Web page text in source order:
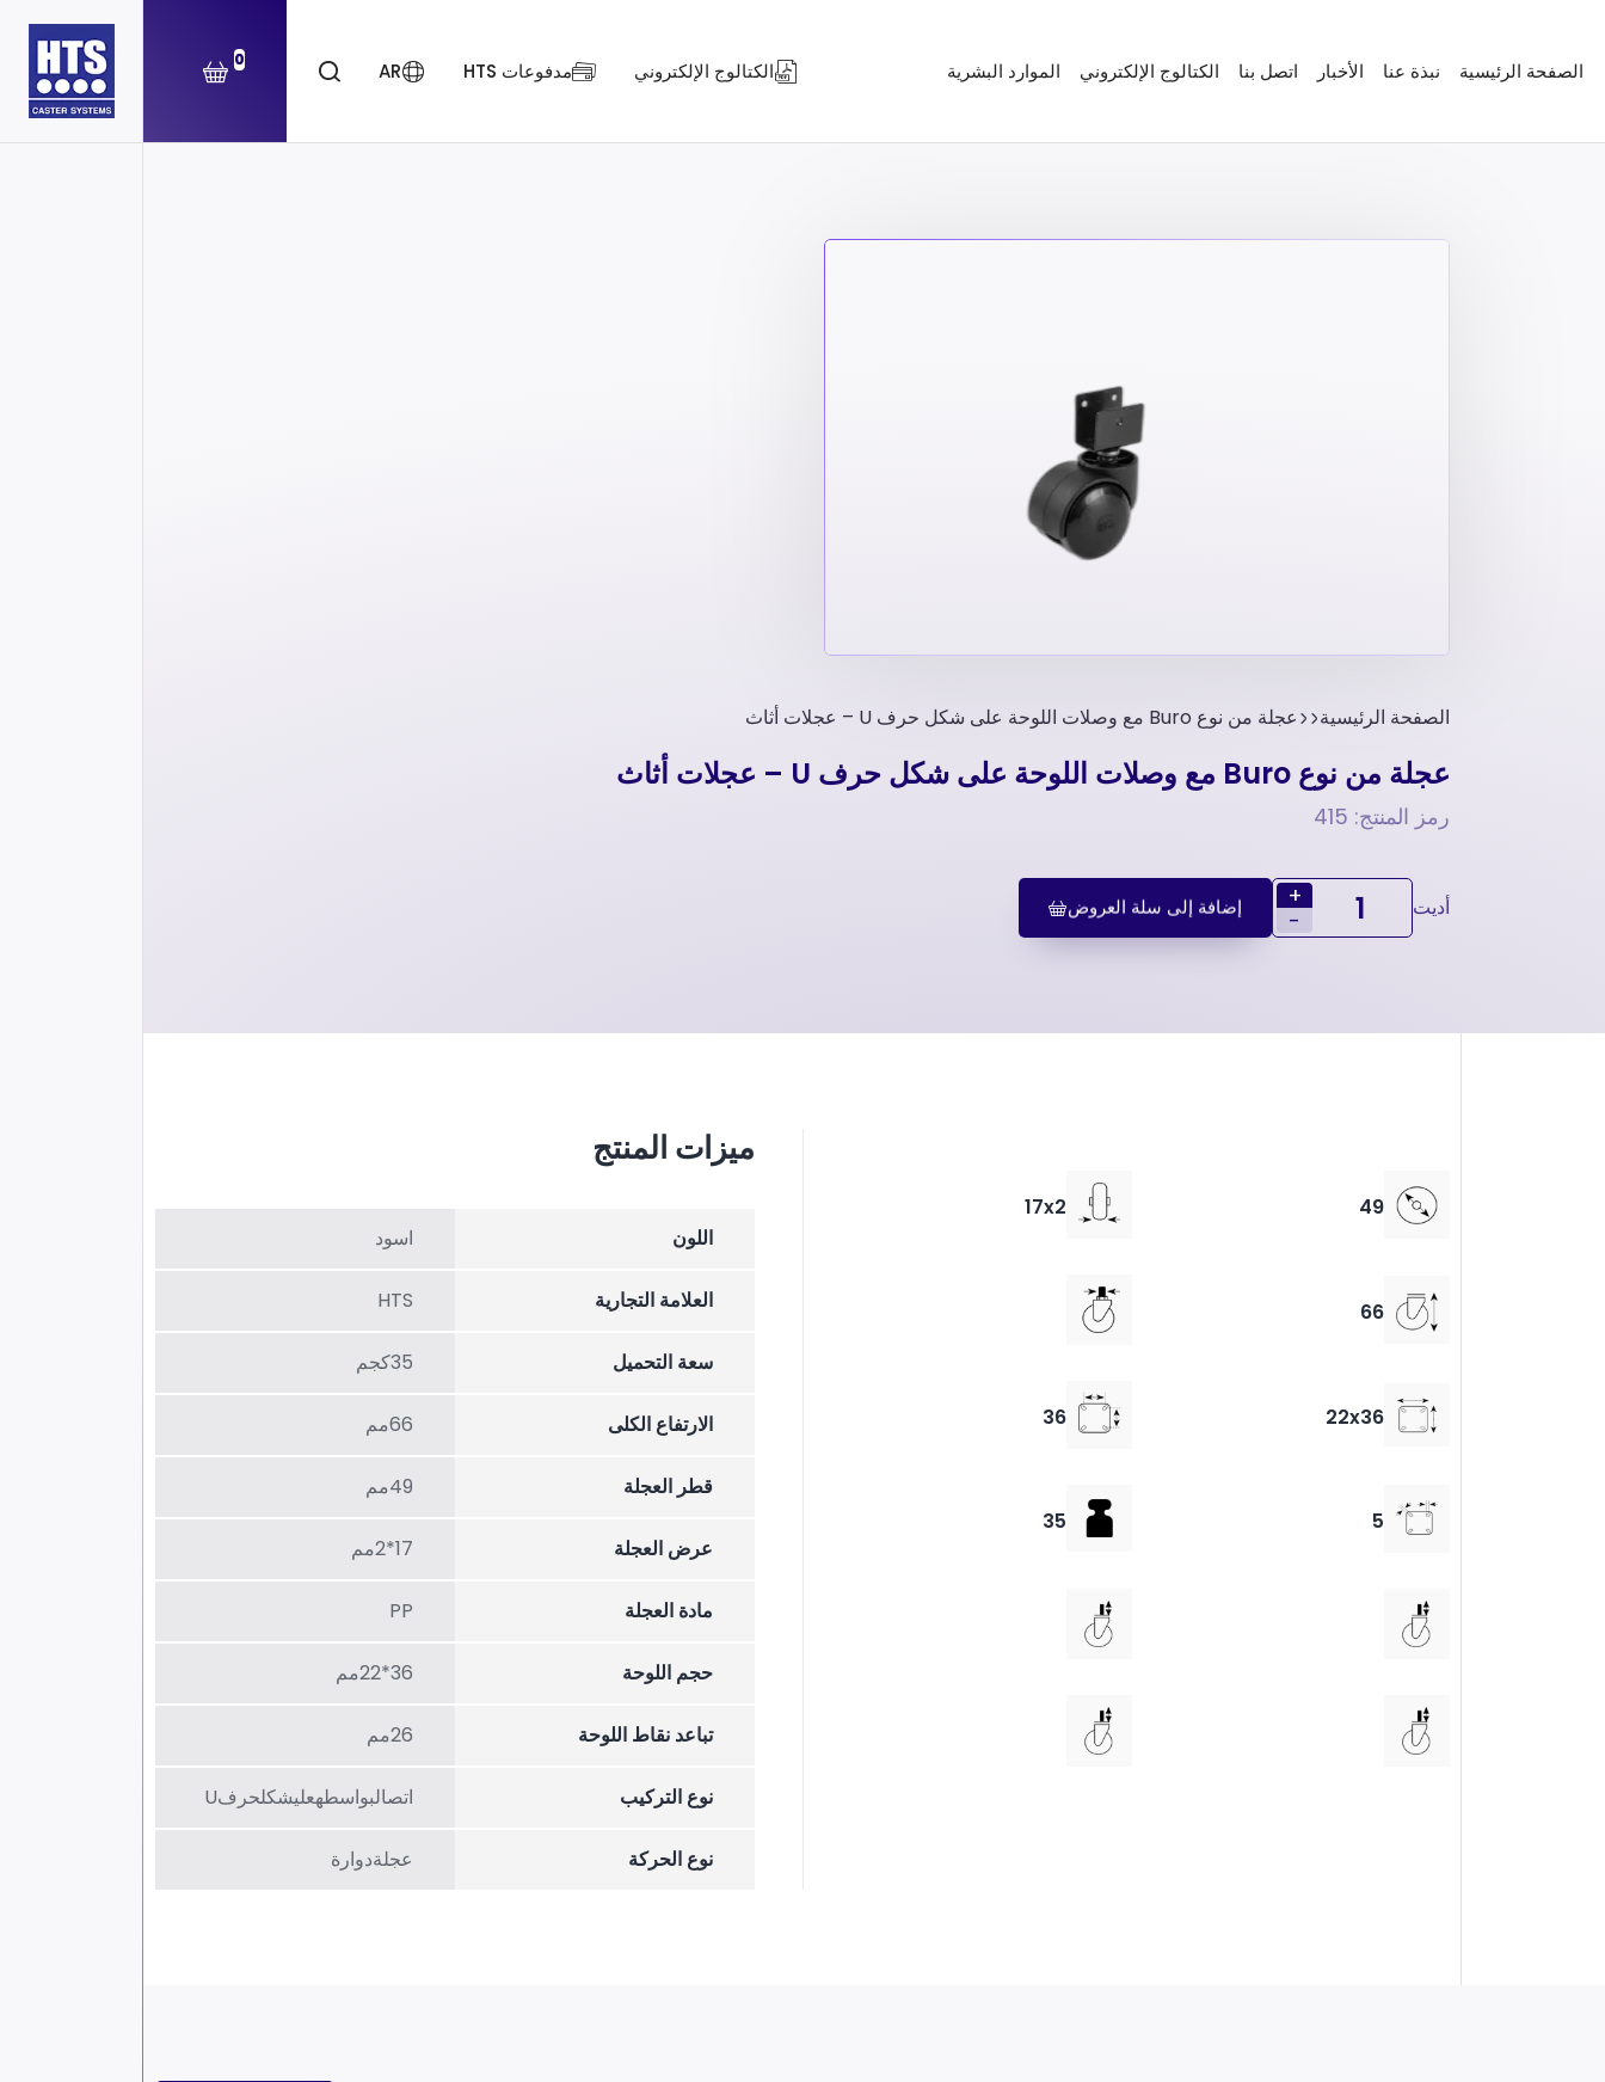
الصفحة الرئيسية نبذة عنا الأخبار اتصل بنا الكتالوج الإلكتروني الموارد البشرية الكتالوج الإلكتروني مدفوعات HTS AR
0
الصفحة الرئيسية عجلة من نوع Buro مع وصلات اللوحة على شكل حرف U – عجلات أثاث
عجلة من نوع Buro مع وصلات اللوحة على شكل حرف U – عجلات أثاث
رمز المنتج: 415
أديت
+
-
إضافة إلى سلة العروض
49
17x2
66
22x36
36
5
35
ميزات المنتج
اللون اسود
العلامة التجارية HTS
سعة التحميل 35كجم
الارتفاع الکلی 66مم
قطر العجلة 49مم
عرض العجلة 17*2مم
مادة العجلة PP
حجم اللوحة 36*22مم
تباعد نقاط اللوحة 26مم
نوع التركيب اتصالبواسطهعلیشکلحرفU
نوع الحركة عجلةدوارة